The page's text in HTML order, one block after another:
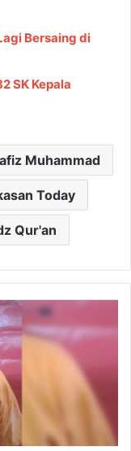
Bersaing di
SK Kepala
Muhammad
Today
Qur'an